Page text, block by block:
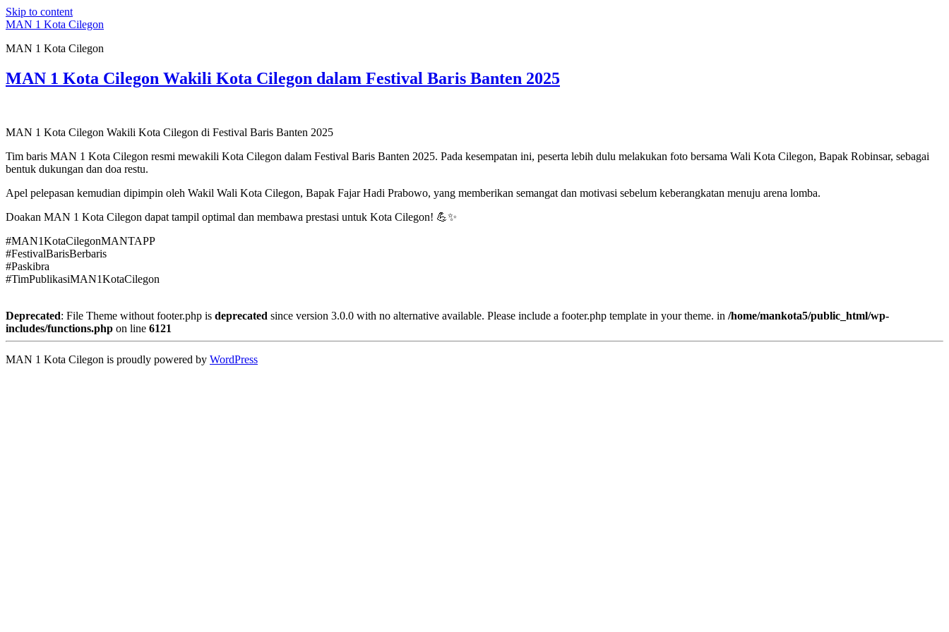
Skip to content
MAN 1 Kota Cilegon
MAN 1 Kota Cilegon
MAN 1 Kota Cilegon Wakili Kota Cilegon dalam Festival Baris Banten 2025
MAN 1 Kota Cilegon Wakili Kota Cilegon di Festival Baris Banten 2025
Tim baris MAN 1 Kota Cilegon resmi mewakili Kota Cilegon dalam Festival Baris Banten 2025. Pada kesempatan ini, peserta lebih dulu melakukan foto bersama Wali Kota Cilegon, Bapak Robinsar, sebagai
bentuk dukungan dan doa restu.
Apel pelepasan kemudian dipimpin oleh Wakil Wali Kota Cilegon, Bapak Fajar Hadi Prabowo, yang memberikan semangat dan motivasi sebelum keberangkatan menuju arena lomba.
Doakan MAN 1 Kota Cilegon dapat tampil optimal dan membawa prestasi untuk Kota Cilegon! 💪✨
#MAN1KotaCilegonMANTAPP
#FestivalBarisBerbaris
#Paskibra
#TimPublikasiMAN1KotaCilegon
Deprecated: File Theme without footer.php is deprecated since version 3.0.0 with no alternative available. Please include a footer.php template in your theme. in /home/mankota5/public_html/wp-
includes/functions.php on line 6121
MAN 1 Kota Cilegon is proudly powered by WordPress